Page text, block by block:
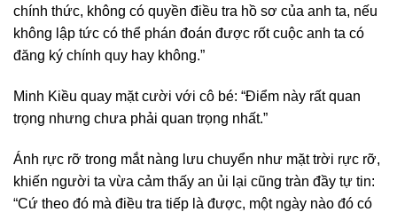
chính thức, không có quyền điều tra hồ sơ của anh ta, nếu
không lập tức có thể phán đoán được rốt cuộc anh ta có
đăng ký chính quy hay không.”
Minh Kiều quay mặt cười với cô bé: “Điểm này rất quan
trọng nhưng chưa phải quan trọng nhất.”
Ánh rực rỡ trong mắt nàng lưu chuyển như mặt trời rực rỡ,
khiến người ta vừa cảm thấy an ủi lại cũng tràn đầy tự tin:
“Cứ theo đó mà điều tra tiếp là được, một ngày nào đó có